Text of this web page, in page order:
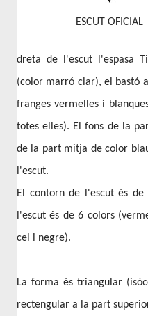
ESCUT OFICIAL
dreta de l'escut l'espasa
(color marró clar), el bastó
franges vermelles i
totes elles). El fons de la
de la part mitja de color
l'escut.
El contorn de l'escut és
l'escut és de 6 colors
cel i negre).
La forma és triangular
rectengular a la part